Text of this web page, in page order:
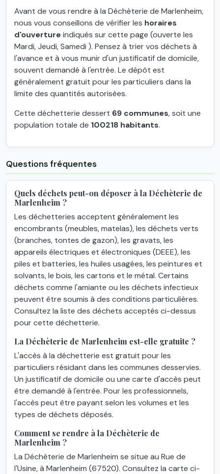
Avant de vous rendre à la Déchèterie de Marlenheim,
nous vous conseillons de vérifier les horaires
d'ouvertureindiqués sur cette page (ouverte les
Mardi, Jeudi, Samedi ). Pensez à trier vos déchets à
l'avance et à vous munir d'un justificatif de domicile,
souvent demandé à l'entrée. Le dépôt est
généralement gratuit pour les particuliers dans la
limite des quantités autorisées.
Cette déchetterie dessert 69 communes, soit une
population totale de 100218 habitants.
Questions fréquentes
Quels déchets peut-on déposer à la Déchèterie de
Marlenheim ?
Les déchetteries acceptent généralement les
encombrants (meubles, matelas), les déchets verts
(branches, tontes de gazon), les gravats, les
appareils électriques et électroniques (DEEE), les
piles et batteries, les huiles usagées, les peintures et
solvants, le bois, les cartons et le métal. Certains
déchets comme l'amiante ou les déchets infectieux
peuvent être soumis à des conditions particulières.
Consultez la liste des déchets acceptés ci-dessus
pour cette déchetterie.
La Déchèterie de Marlenheim est-elle gratuite ?
L'accès à la déchetterie est gratuit pour les
particuliers résidant dans les communes desservies.
Un justificatif de domicile ou une carte d'accès peut
être demandé à l'entrée. Pour les professionnels,
l'accès peut être payant selon les volumes et les
types de déchets déposés.
Comment se rendre à la Déchèterie de
Marlenheim ?
La Déchèterie de Marlenheim se situe au Rue de
l'Usine, à Marlenheim (67520). Consultez la carte ci-